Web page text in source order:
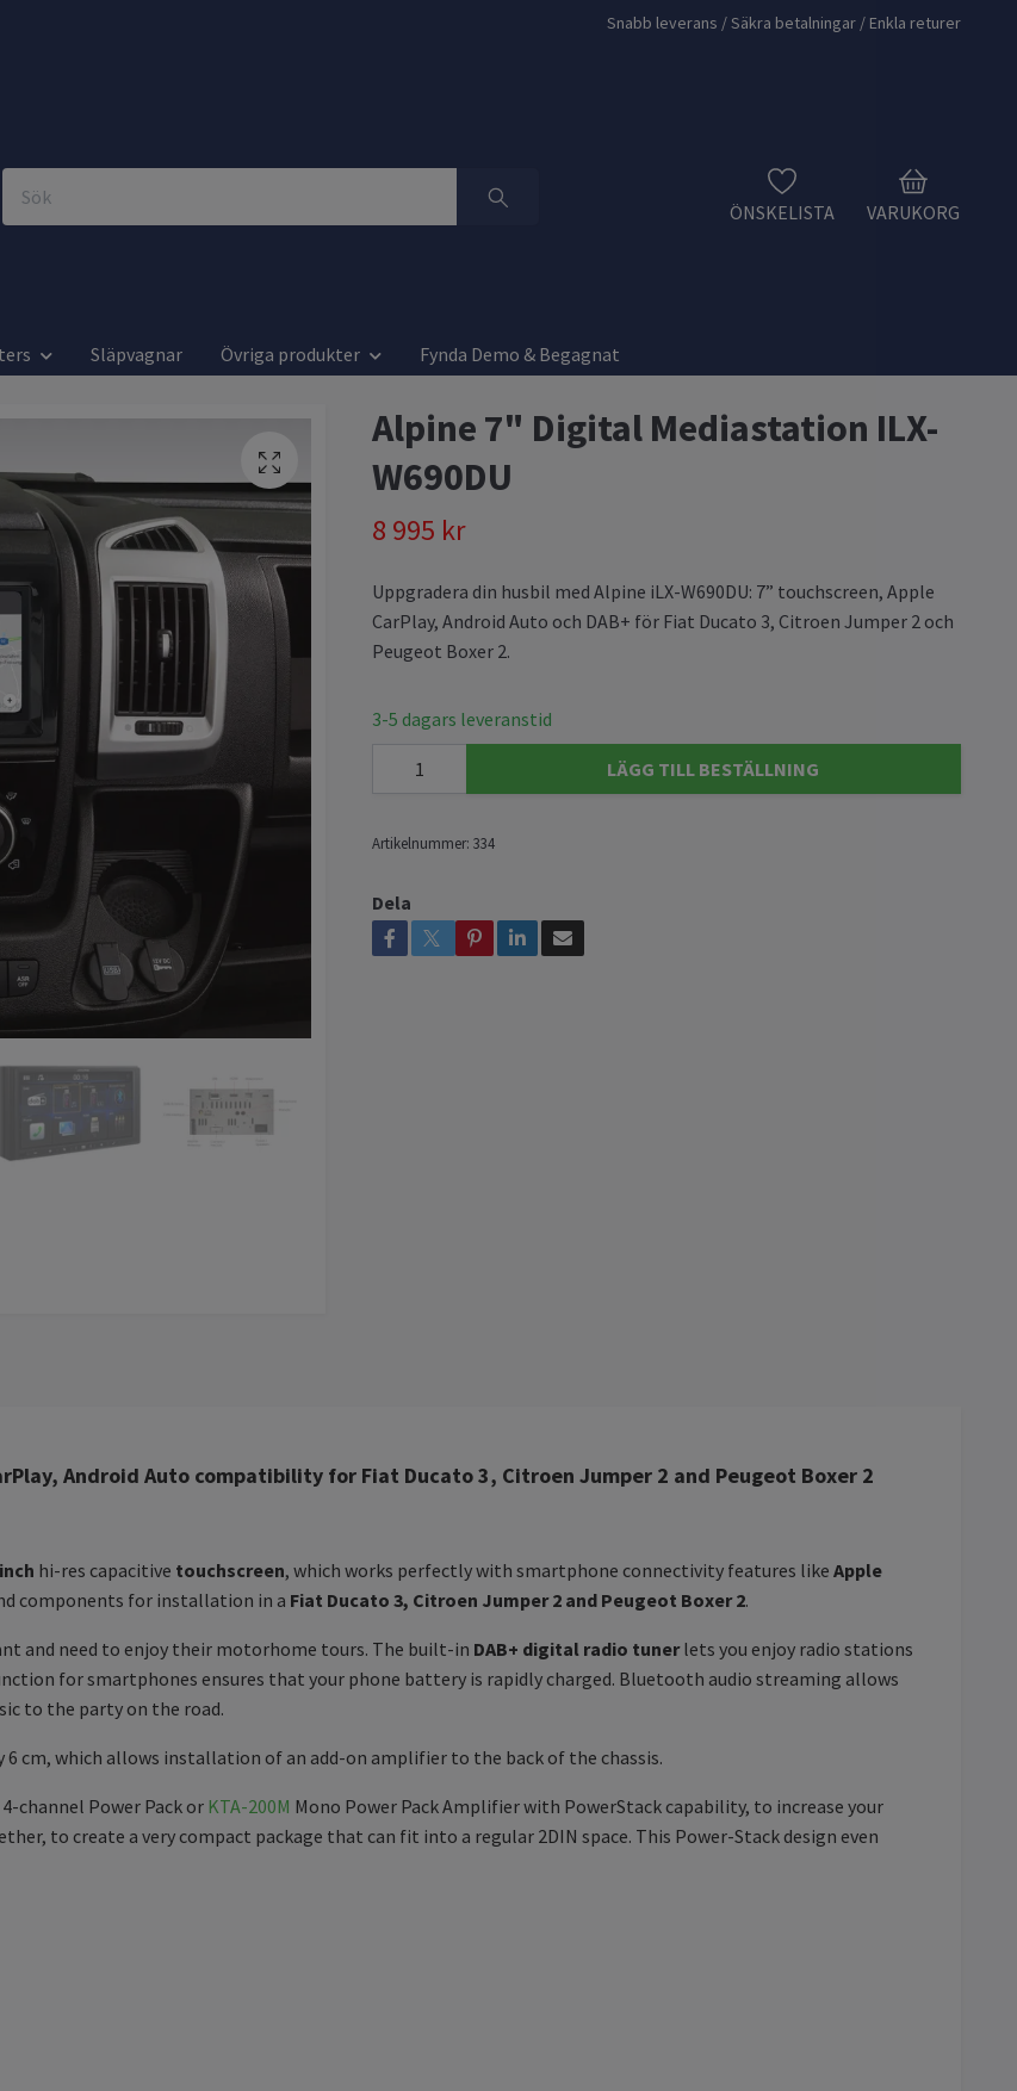
Snabb leverans / Säkra betalningar / Enkla returer
ÖNSKELISTA VARUKORG
Släpvagnar Övriga produkter Fynda Demo & Begagnat
Alpine 7" Digital Mediastation ILX-
W690DU
8 995 kr
Uppgradera din husbil med Alpine iLX-W690DU: 7” touchscreen, Apple
CarPlay, Android Auto och DAB+ för Fiat Ducato 3, Citroen Jumper 2 och
Peugeot Boxer 2.
3-5 dagars leveranstid
LÄGG TILL BESTÄLLNING
Artikelnummer: 334
Dela
Android Auto compatibility for Fiat Ducato 3, Citroen Jumper 2 and Peugeot Boxer 2
hi-res capacitive touchscreen, which works perfectly with smartphone connectivity features like Apple
components for installation in a Fiat Ducato 3, Citroen Jumper 2 and Peugeot Boxer 2.
and need to enjoy their motorhome tours. The built-in DAB+ digital radio tunerlets you enjoy radio stations
for smartphones ensures that your phone battery is rapidly charged. Bluetooth audio streaming allows
to the party on the road.
6 cm, which allows installation of an add-on amplifier to the back of the chassis.
4-channel Power Pack or KTA-200M Mono Power Pack Amplifier with PowerStack capability, to increase your
to create a very compact package that can fit into a regular 2DIN space. This Power-Stack design even